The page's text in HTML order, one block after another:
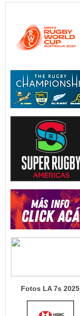
Fotos LA 7s 2025
RSA |
... 4 0
2 0